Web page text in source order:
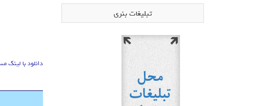
دانلود با لینک
تبلیغات بنری